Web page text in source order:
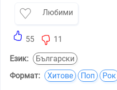
Любими
55 11
Език:
Български
Формат:
Хитове Поп Рок